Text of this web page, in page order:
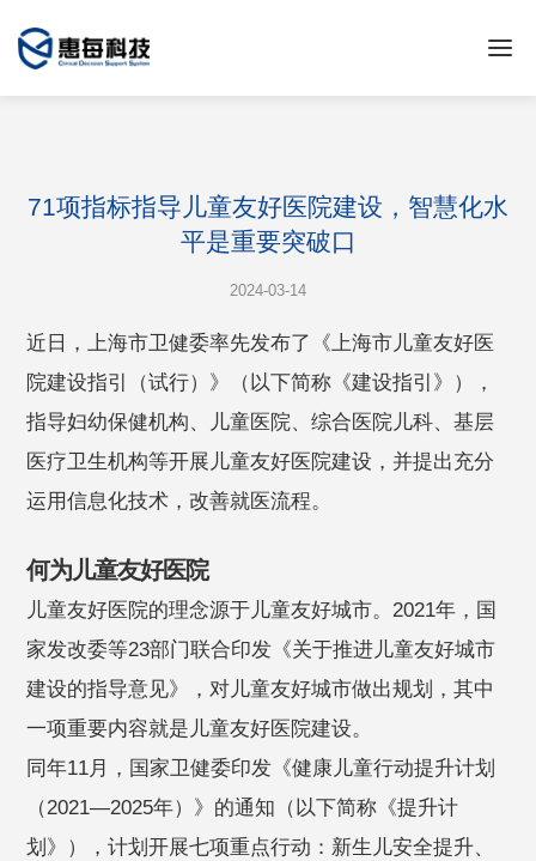
71项指标指导儿童友好医院建设，智慧化水
平是重要突破口
2024-03-14
近日，上海市卫健委率先发布了《上海市儿童友好医
院建设指引（试行）》（以下简称《建设指引》），
指导妇幼保健机构、儿童医院、综合医院儿科、基层
医疗卫生机构等开展儿童友好医院建设，并提出充分
运用信息化技术，改善就医流程。
何为儿童友好医院
儿童友好医院的理念源于儿童友好城市。2021年，国
家发改委等23部门联合印发《关于推进儿童友好城市
建设的指导意见》，对儿童友好城市做出规划，其中
一项重要内容就是儿童友好医院建设。
同年11月，国家卫健委印发《健康儿童行动提升计划
（2021—2025年）》的通知（以下简称《提升计
划》），计划开展七项重点行动：新生儿安全提升、